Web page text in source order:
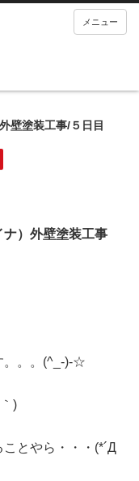
メニュー
壁塗装工事/５日目
ナ）外壁塗装工事
。。。(^_-)-☆
)
とやら・・・(*´Д